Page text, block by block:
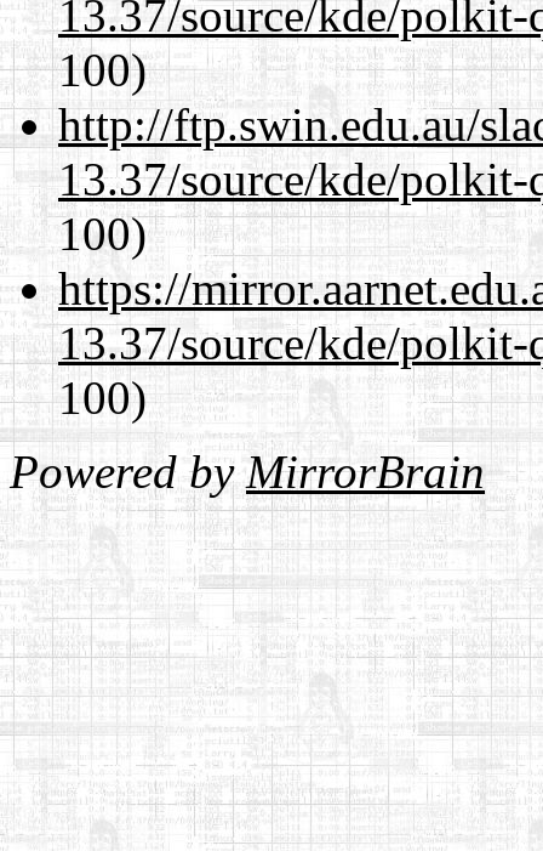
13.37/source/kde/
100)
http://ftp.swin.edu.au/
13.37/source/kde/
100)
https://
13.37/source/kde/
100)
Powered byMirrorBrain